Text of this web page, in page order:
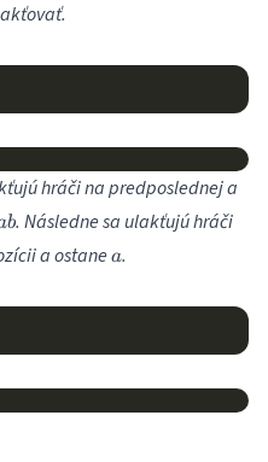
hráči na predposlednej a
. Následne sa ulakťujú hráči
a ostanea
a.